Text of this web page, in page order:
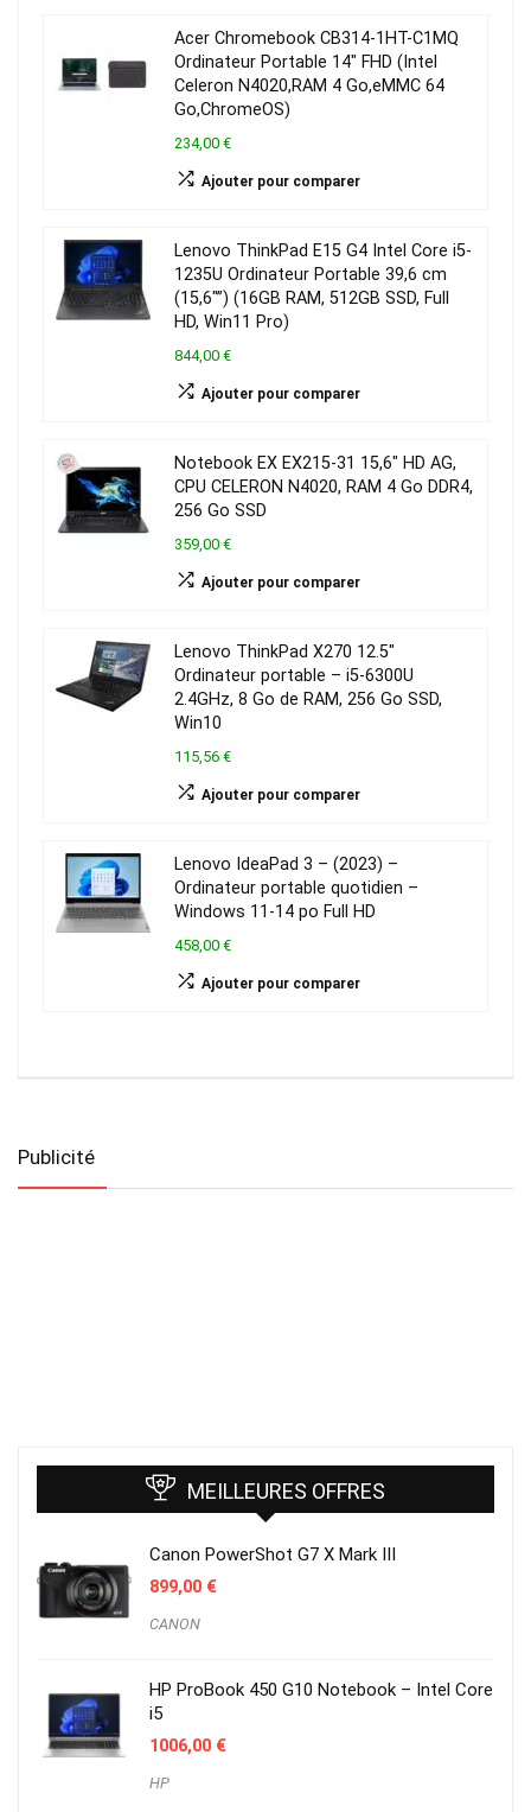
Acer Chromebook CB314-1HT-C1MQ
Ordinateur Portable 14″ FHD (Intel
Celeron N4020,RAM 4 Go,eMMC 64
Go,ChromeOS)
234,00 €
Ajouter pour comparer
Lenovo ThinkPad E15 G4 Intel Core i5-
1235U Ordinateur Portable 39,6 cm
(15,6″”) (16GB RAM, 512GB SSD, Full
HD, Win11 Pro)
844,00 €
Ajouter pour comparer
Notebook EX EX215-31 15,6″ HD AG,
CPU CELERON N4020, RAM 4 Go DDR4,
256 Go SSD
359,00 €
Ajouter pour comparer
Lenovo ThinkPad X270 12.5″
Ordinateur portable – i5-6300U
2.4GHz, 8 Go de RAM, 256 Go SSD,
Win10
115,56 €
Ajouter pour comparer
Lenovo IdeaPad 3 – (2023) –
Ordinateur portable quotidien –
Windows 11-14 po Full HD
458,00 €
Ajouter pour comparer
Publicité
MEILLEURES OFFRES
Canon PowerShot G7 X Mark III
899,00 €
CANON
HP ProBook 450 G10 Notebook – Intel Core
i5
1006,00 €
HP